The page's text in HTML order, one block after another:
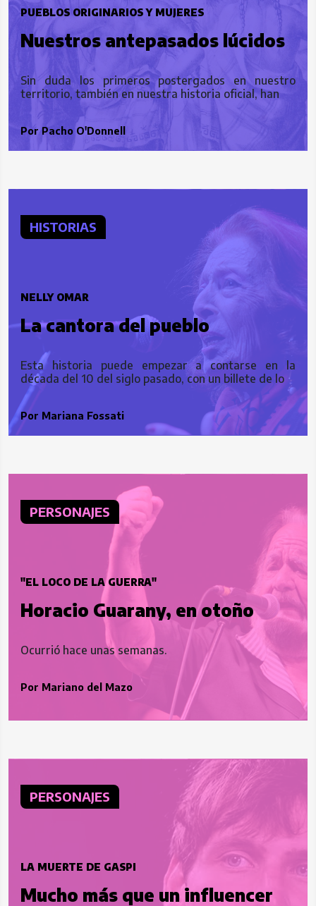
PUEBLOS ORIGINARIOS Y MUJERES
Nuestros antepasados lúcidos
Sin duda los primeros postergados en nuestro
territorio, también en nuestra historia oficial, han
Por Pacho O'Donnell
HISTORIAS
NELLY OMAR
La cantora del pueblo
Esta historia puede empezar a contarse en la
década del 10 del siglo pasado, con un billete de lo
Por Mariana Fossati
PERSONAJES
"EL LOCO DE LA GUERRA"
Horacio Guarany, en otoño
Ocurrió hace unas semanas.
Por Mariano del Mazo
PERSONAJES
LA MUERTE DE GASPI
Mucho más que un influencer